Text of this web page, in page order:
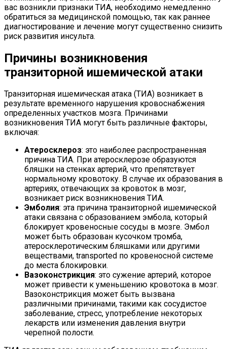
вас возникли признаки ТИА, необходимо немедленно
обратиться за медицинской помощью, так как раннее
диагностирование и лечение могут существенно снизить
риск развития инсульта.
Причины возникновения
транзиторной ишемической атаки
Транзиторная ишемическая атака (ТИА) возникает в
результате временного нарушения кровоснабжения
определенных участков мозга. Причинами
возникновения ТИА могут быть различные факторы,
включая:
Атеросклероз: это наиболее распространенная
причина ТИА. При атеросклерозе образуются
бляшки на стенках артерий, что препятствует
нормальному кровотоку. В случае их образования в
артериях, отвечающих за кровоток в мозг,
возникает риск возникновения ТИА.
Эмболия: эта причина транзиторной ишемической
атаки связана с образованием эмбола, который
блокирует кровеносные сосуды в мозге. Эмбол
может быть образован кусочком тромба,
атеросклеротическим бляшками или другими
веществами, transported по кровеносной системе
до места блокировки.
Вазоконстрикция: это сужение артерий, которое
может привести к уменьшению кровотока в мозг.
Вазоконстрикция может быть вызвана
различными причинами, такими как сосудистое
заболевание, стресс, употребление некоторых
лекарств или изменения давления внутри
черепной полости.